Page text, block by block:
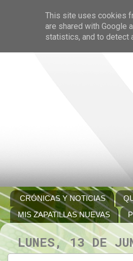
CRÓNICAS Y NOTICIAS
MIS ZAPATILLAS NUEVAS
LUNES, 13 DE
This site uses cookies
are shared with Google
statistics, and to detect